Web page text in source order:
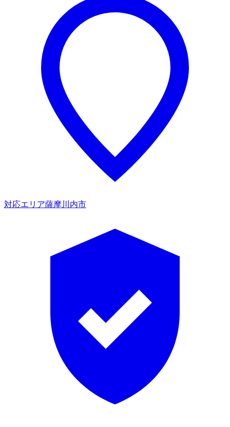
対応エリア薩摩川内市